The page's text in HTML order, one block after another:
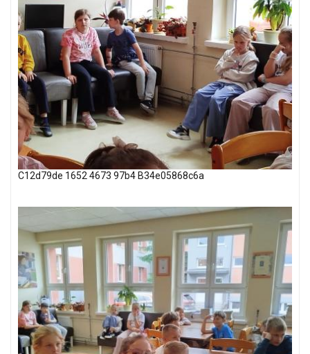
C12d79de 1652 4673 97b4 B34e05868c6a